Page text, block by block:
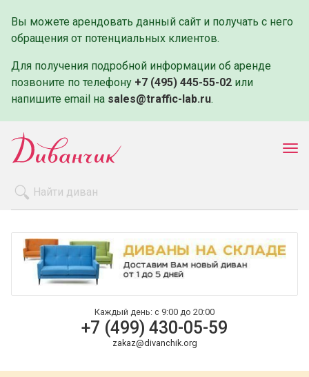
Вы можете арендовать данный сайт и получать с него
обращения от потенциальных клиентов.
Для получения подробной информации об аренде
позвоните по телефону +7 (495) 445-55-02 или
напишите email на sales@traffic-lab.ru.
Оплата и доставка
Контакты
Каждый день: с 9:00 до 20:00
+7 (499) 430-05-59
zakaz@divanchik.org